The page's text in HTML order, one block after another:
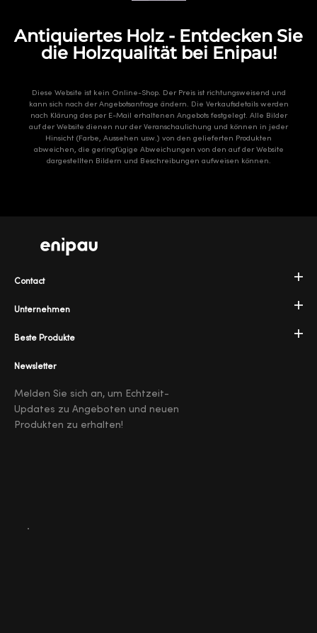
Antiquiertes Holz - Entdecken Sie
die Holzqualität bei Enipau!
Diese Website ist kein Online-Shop. Der Preis ist richtungsweisend und
kann sich nach der Angebotsanfrage ändern. Die Verkaufsdetails werden
nach Klärung des per E-Mail erhaltenen Angebots festgelegt. Alle Bilder
auf der Website dienen nur der Veranschaulichung und können in jeder
Hinsicht (Farbe, Aussehen usw.) von den gelieferten Produkten
abweichen, die geringfügige Abweichungen von den auf der Website
dargestellten Bildern und Beschreibungen aufweisen können.
Unternehmen
Beste Produkte
Contact
Newsletter
Melden Sie sich an, um Echtzeit-
Updates zu Angeboten und neuen
Produkten zu erhalten!